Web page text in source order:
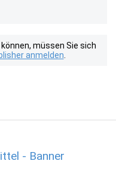
müssen Sie sich
anmelden
- Banner